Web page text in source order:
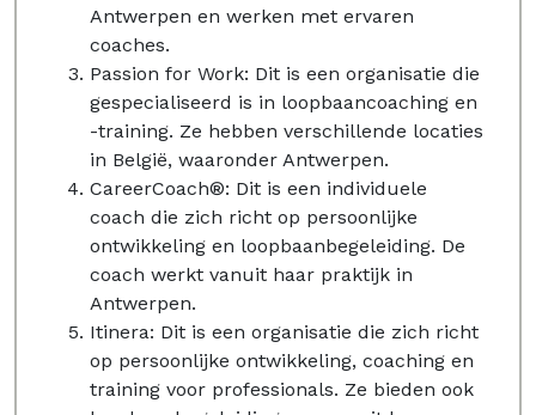
Antwerpen en werken met ervaren
coaches.
Passion for Work: Dit is een organisatie die
gespecialiseerd is in loopbaancoaching en
-training. Ze hebben verschillende locaties
in België, waaronder Antwerpen.
CareerCoach®: Dit is een individuele
coach die zich richt op persoonlijke
ontwikkeling en loopbaanbegeleiding. De
coach werkt vanuit haar praktijk in
Antwerpen.
Itinera: Dit is een organisatie die zich richt
op persoonlijke ontwikkeling, coaching en
training voor professionals. Ze bieden ook